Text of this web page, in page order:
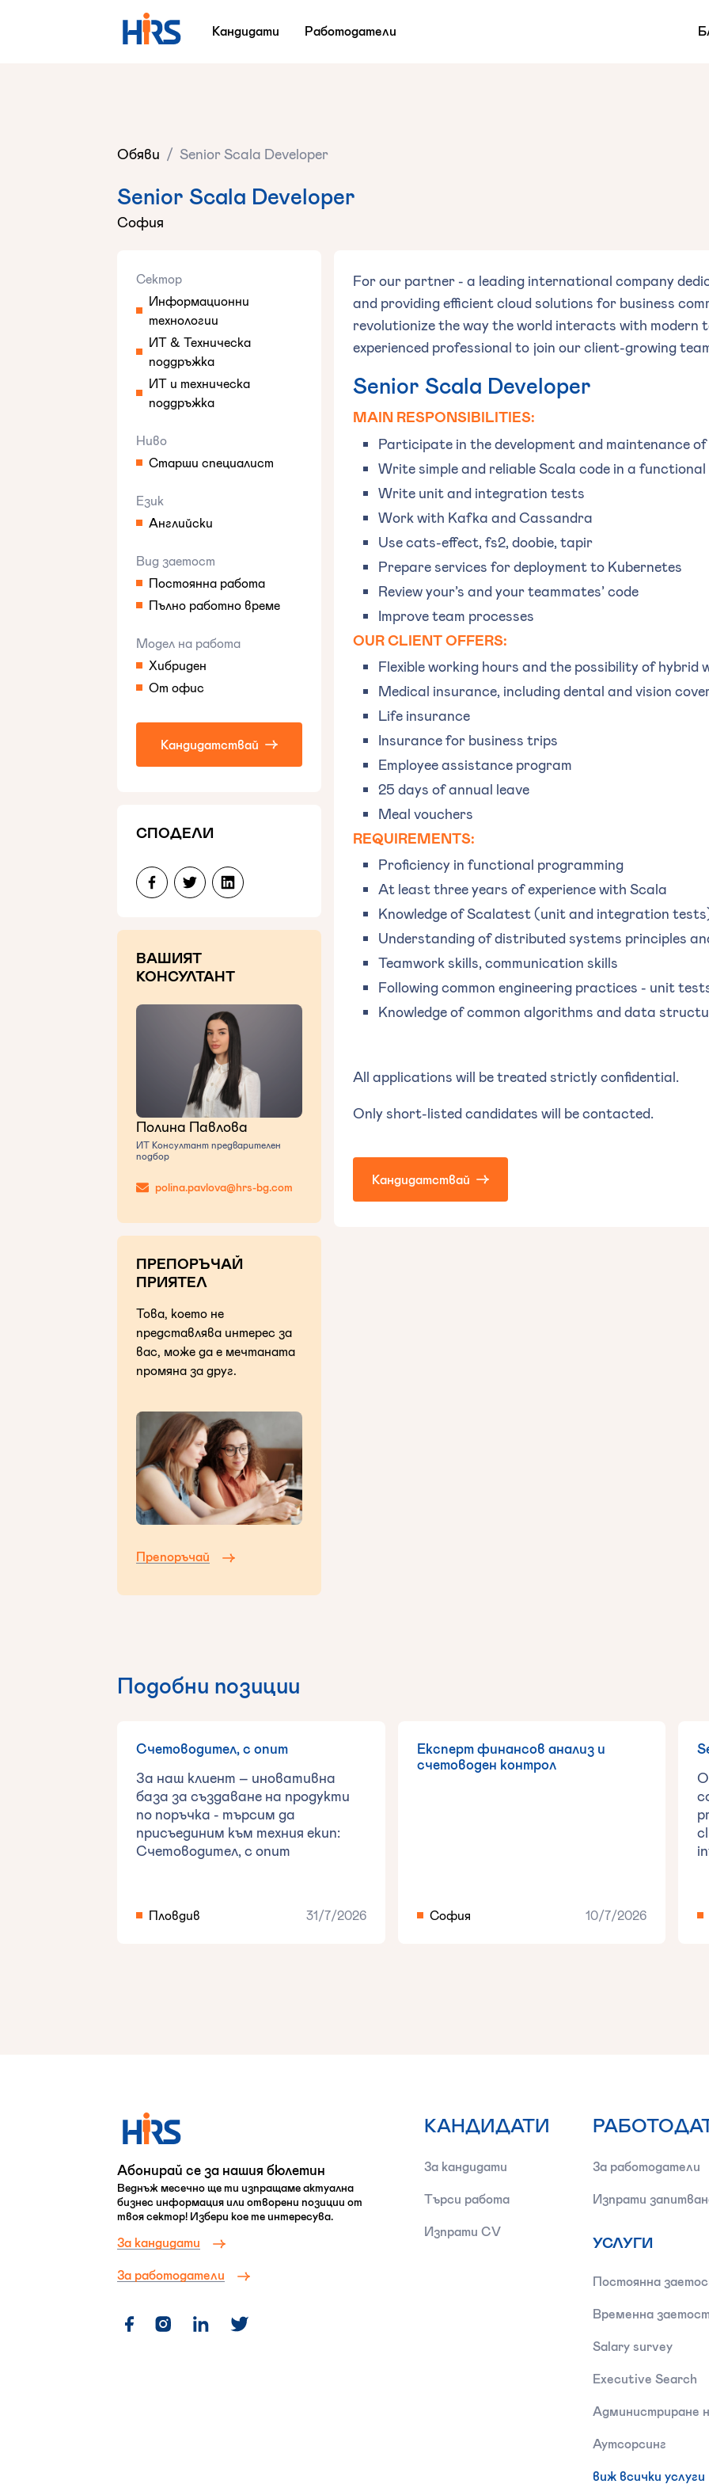
Кандидати Работодатели
Обяви / Senior Scala Developer
Senior Scala Developer
София
Сектор
Информационни
технологии
ИТ & Техническа
поддръжка
ИТ и техническа
поддръжка
Ниво
Старши специалист
Език
Английски
Вид заетост
Постоянна работа
Пълно работно време
Модел на работа
Хибриден
От офис
Кандидатствай
СПОДЕЛИ
ВАШИЯТ
КОНСУЛТАНТ
Полина Павлова
ИТ Консултант предварителен
подбор
polina.pavlova@hrs-bg.com
ПРЕПОРЪЧАЙ
ПРИЯТЕЛ
Това, което не
представлява интерес за
вас, може да е мечтаната
промяна за друг.
Препоръчай
For our partner - a leading international company
and providing efficient cloud solutions for business
revolutionize the way the world interacts with modern
experienced professional to join our client-growing
Senior Scala Developer
MAIN RESPONSIBILITIES:
Participate in the development and maintenance
Write simple and reliable Scala code in a
Write unit and integration tests
Work with Kafka and Cassandra
Use cats-effect, fs2, doobie, tapir
Prepare services for deployment to Kubernetes
Review your’s and your teammates’ code
Improve team processes
OUR CLIENT OFFERS:
Flexible working hours and the possibility of hybrid
Medical insurance, including dental and vision
Life insurance
Insurance for business trips
Employee assistance program
25 days of annual leave
Meal vouchers
REQUIREMENTS:
Proficiency in functional programming
At least three years of experience with Scala
Knowledge of Scalatest (unit and integration
Understanding of distributed systems principles
Teamwork skills, communication skills
Following common engineering practices - unit
Knowledge of common algorithms and data
All applications will be treated strictly confidential.
Only short-listed candidates will be contacted.
Кандидатствай
Подобни позиции
Счетоводител, с опит
За наш клиент – иновативна
база за създаване на продукти
по поръчка - търсим да
присъединим към техния екип:
Счетоводител, с опит
Пловдив 31/7/2026
Експерт финансов анализ и
счетоводен контрол
София 10/7/2026
Абонирай се за нашия бюлетин
Веднъж месечно ще ти изпращаме актуална
бизнес информация или отворени позиции от
твоя сектор! Избери кое те интересува.
За кандидати
За работодатели
КАНДИДАТИ
За кандидати
Търси работа
Изпрати CV
За работодатели
Изпрати
УСЛУГИ
Постоянна
Временна
Salary survey
Executive Search
Администриране
Аутсорсинг
виж всички услуги